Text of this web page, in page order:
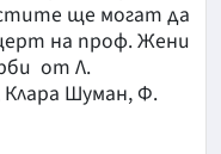
ще могат да
на проф. Жени
от Л.
Шуман, Ф.